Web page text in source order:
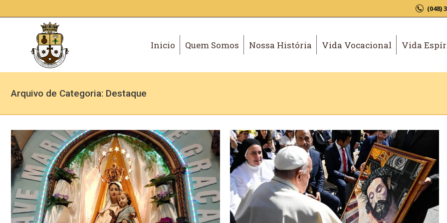
(048)
Inicio Quem Somos Nossa História Vida Vocacional Vida
Arquivo de Categoria: Destaque